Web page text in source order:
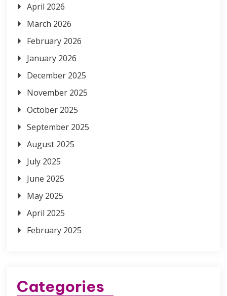
April 2026
March 2026
February 2026
January 2026
December 2025
November 2025
October 2025
September 2025
August 2025
July 2025
June 2025
May 2025
April 2025
February 2025
Categories